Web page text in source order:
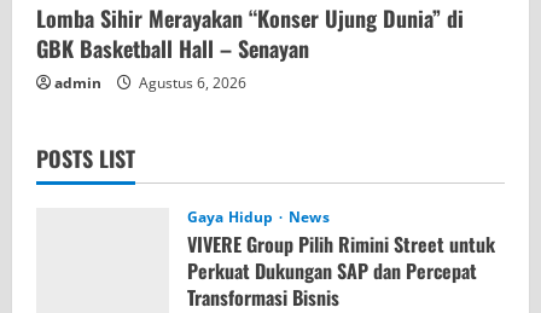
Lomba Sihir Merayakan “Konser Ujung Dunia” di
GBK Basketball Hall – Senayan
admin Agustus 6, 2026
POSTS LIST
Gaya Hidup News
VIVERE Group Pilih Rimini Street untuk
Perkuat Dukungan SAP dan Percepat
Transformasi Bisnis